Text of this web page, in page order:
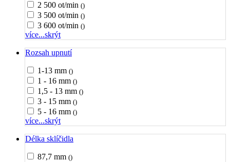
2 500 ot/min ()
3 500 ot/min ()
3 600 ot/min ()
více...skrýt
Rozsah upnutí
1-13 mm ()
1 - 16 mm ()
1,5 - 13 mm ()
3 - 15 mm ()
5 - 16 mm ()
více...skrýt
Délka sklíčidla
87,7 mm ()